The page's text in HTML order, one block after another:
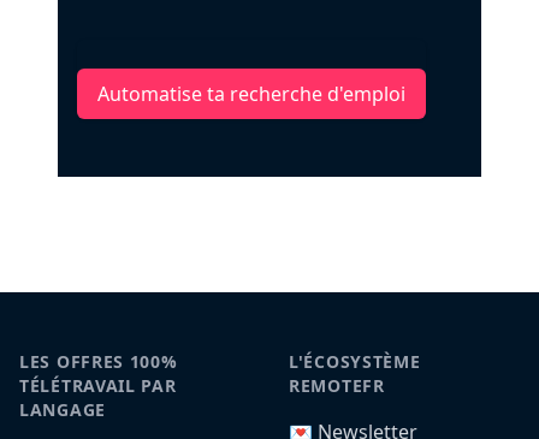
Automatise ta recherche d'emploi
LES OFFRES 100%
TÉLÉTRAVAIL PAR
LANGAGE
L'ÉCOSYSTÈME
REMOTEFR
💌 Newsletter